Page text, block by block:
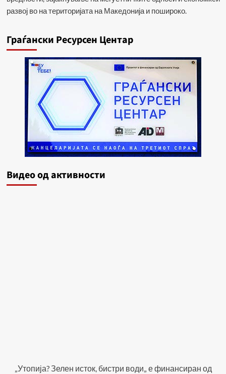
развој во на територијата на Македонија и пошироко.
Граѓански Ресурсен Центар
Видеo од активности
„Утопија? Зелен исток, бистри води„ е финансиран од